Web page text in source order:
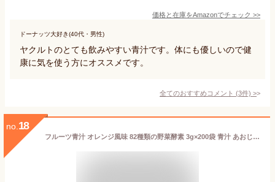
価格と在庫をAmazonでチェック >>
ドーナッツ大好き(40代・男性)
ヤクルトのとても飲みやすい青汁です。体にも優しいので健
康に気を使う方にオススメです。
全てのおすすめコメント (3件) >
no. 18
フルーツ青汁 オレンジ風味 82種類の野菜酵素 3g×200袋 青汁 あおじる フルーツ 果物 酵素 植物性乳酸菌入り 乳酸菌 大麦若葉 ダイエットドリンク ダイエット 美容 健康 粉末 美味しい おいしい 飲みやすい 話題 置換えダイエット まとめ買い 代引き不可